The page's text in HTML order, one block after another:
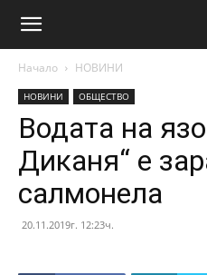
Начало НОВИНИ
НОВИНИ ОБЩЕСТВО
Водата на
Диканя“ е
салмонела
20.11.2019г. 12:23ч.